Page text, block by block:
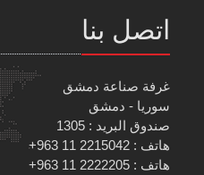
اتصل بنا
غرفة صناعة دمشق
سوريا - دمشق
صندوق البريد : 1305
هاتف : 2215042 11 963+
هاتف : 2222205 11 963+